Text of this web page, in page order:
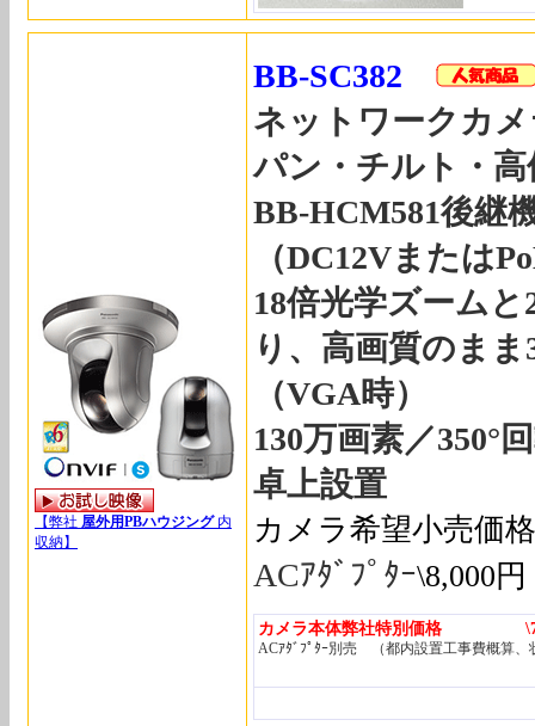
【弊社 屋外用PBハウジング 内
収納】
BB-SC382
ネットワークカ
パン・チルト・
BB-HCM581後継
（DC12Vまたは
18倍光学ズーム
り、高画質のま
（VGA時）
130万画素／350°
卓上設置
カメラ希望小売価
ACｱﾀﾞﾌﾟﾀｰ\8,000円
カメラ本体弊社特別価格
ACｱﾀﾞﾌﾟﾀｰ別売 （都内設置工事費概算、